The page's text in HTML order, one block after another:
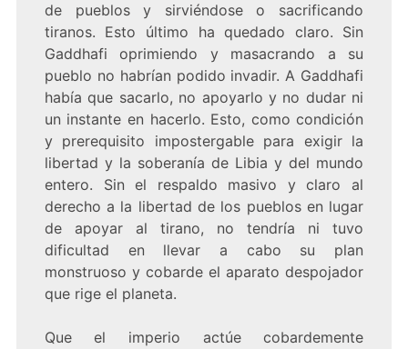
de pueblos y sirviéndose o sacrificando
tiranos. Esto último ha quedado claro. Sin
Gaddhafi oprimiendo y masacrando a su
pueblo no habrían podido invadir. A Gaddhafi
había que sacarlo, no apoyarlo y no dudar ni
un instante en hacerlo. Esto, como condición
y prerequisito impostergable para exigir la
libertad y la soberanía de Libia y del mundo
entero. Sin el respaldo masivo y claro al
derecho a la libertad de los pueblos en lugar
de apoyar al tirano, no tendría ni tuvo
dificultad en llevar a cabo su plan
monstruoso y cobarde el aparato despojador
que rige el planeta.
Que el imperio actúe cobardemente